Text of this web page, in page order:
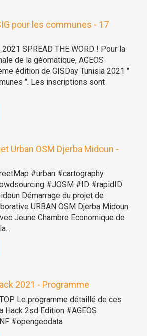
pour les communes - 17
SPREAD THE WORD ! Pour la
de la géomatique, AGEOS
édition de GISDay Tunisia 2021 "
". Les inscriptions sont
Urban OSM Djerba Midoun -
#urban #cartography
#JOSM #ID #rapidID
Démarrage du projet de
URBAN OSM Djerba Midoun
Jeune Chambre Economique de
2021 - Programme
Le programme détaillé de ces
Hack 2sd Edition #AGEOS
#opengeodata